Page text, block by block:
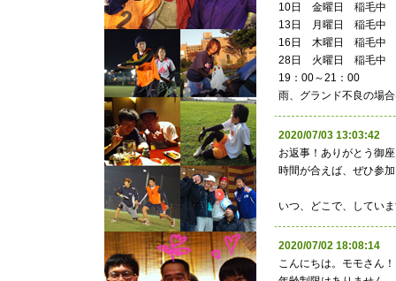
10日 金曜日 稲毛中
13日 月曜日 稲毛中
16日 木曜日 稲毛中
28日 火曜日 稲毛中
19：00～21：00
雨、グランド不良の場
2020/07/03
お返事！ありがとう御
時間が合えば、ぜひ参
いつ、どこで、してい
2020/07/02
こんにちは。モモさん！